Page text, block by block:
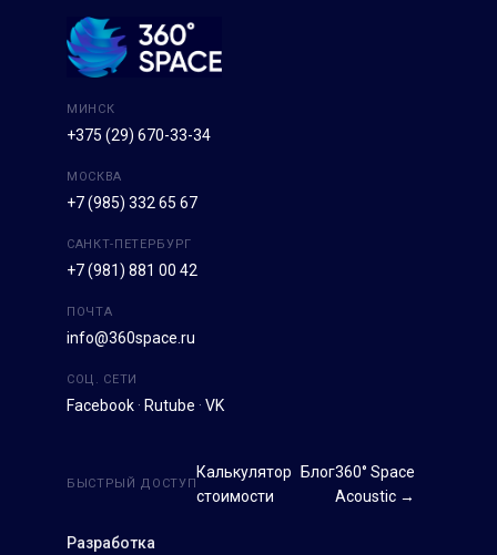
МИНСК
+375 (29) 670-33-34
МОСКВА
+7 (985) 332 65 67
САНКТ-ПЕТЕРБУРГ
+7 (981) 881 00 42
ПОЧТА
info@360space.ru
СОЦ. СЕТИ
Facebook · Rutube · VK
Разработка
БЫСТРЫЙ ДОСТУП
Калькулятор
стоимости
Блог360° Space
Acoustic →